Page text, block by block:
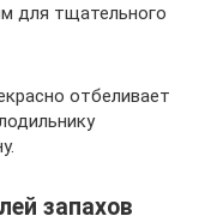
для тщательного
отбеливает
запахов